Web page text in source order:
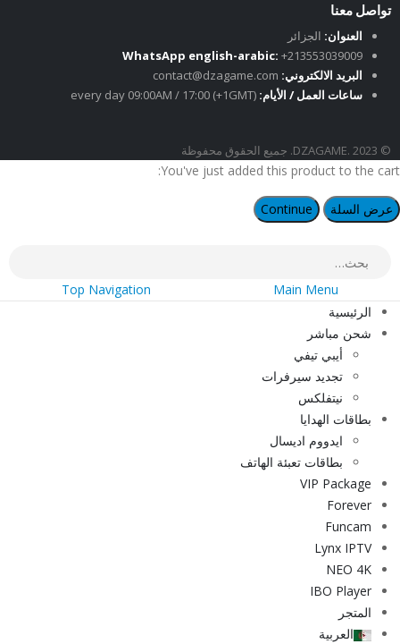
تواصل معنا
العنوان: الجزائر
WhatsApp english-arabic: +213553039009
البريد الالكتروني: contact@dzagame.com
ساعات العمل / الأيام: every day 09:00AM / 17:00 (+1GMT)
© DZAGAME. 2023. جميع الحقوق محفوظة
You've just added this product to the cart:
عرض السلة Continue
Main Menu
Top Navigation
الرئيسية
شحن مباشر
أيبي تيفي
تجديد سيرفرات
نيتفلكس
بطاقات الهدايا
ايدووم اديسال
بطاقات تعبئة الهاتف
VIP Package
Forever
Funcam
Lynx IPTV
NEO 4K
IBO Player
المتجر
العربية